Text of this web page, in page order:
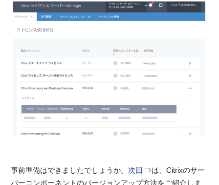
事前準備はできましたでしょうか。 次回
は、Citrixのサー
バーコンポーネントのバージョンアップ方法をご紹介しま